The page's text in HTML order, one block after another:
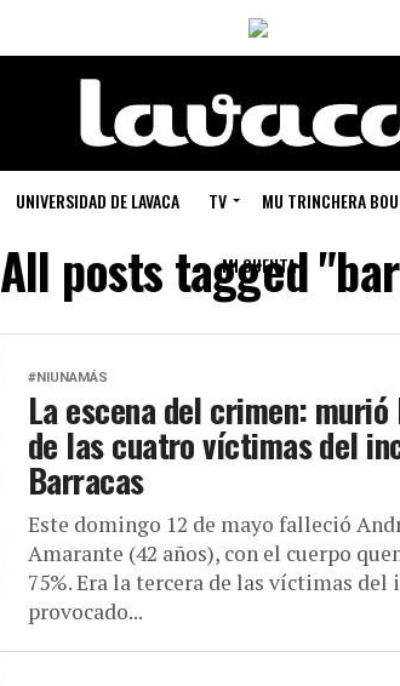
UNIVERSIDAD DE LAVACA TV MU TRINCHERA
MI CUENTA
All posts tagged
#NIUNAMÁS
La escena del crimen:
de las cuatro víctimas del
Barracas
Este domingo 12 de mayo falleció
Amarante (42 años), con el cuerpo
75%. Era la tercera de las víctimas del
provocado...